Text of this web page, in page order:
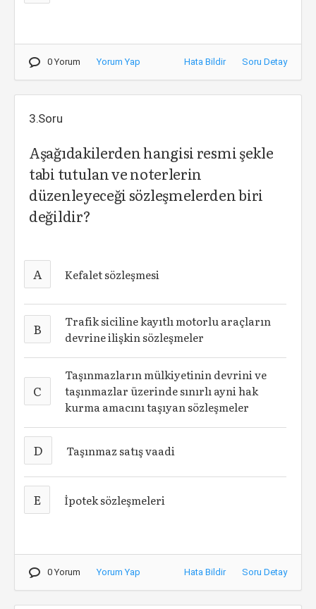
0 Yorum Yorum Yap Hata Bildir Soru Detay
3.Soru
Aşağıdakilerden hangisi resmi şekle
tabi tutulan ve noterlerin
düzenleyeceği sözleşmelerden biri
değildir?
A Kefalet sözleşmesi
B
Trafik siciline kayıtlı motorlu araçların
devrine ilişkin sözleşmeler
C
Taşınmazların mülkiyetinin devrini ve
taşınmazlar üzerinde sınırlı ayni hak
kurma amacını taşıyan sözleşmeler
D Taşınmaz satış vaadi
E İpotek sözleşmeleri
0 Yorum Yorum Yap Hata Bildir Soru Detay